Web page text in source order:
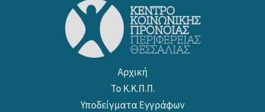
Αρχική
Το Κ.Κ.Π.Π.
Υποδείγματα Εγγράφων